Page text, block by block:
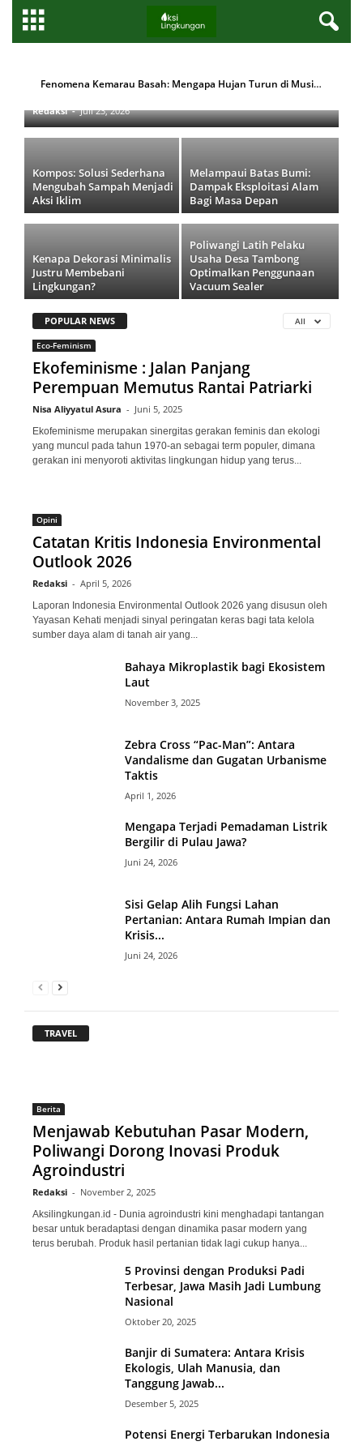
Fenomena Kemarau Basah: Mengapa Hujan Turun di Musim Kering dan Bagaimana Nasib Petani?
Fenomena Kemarau Basah: Mengapa
Bagaimana Nasib Petani?
Redaksi - Juli 23, 2026
Kompos: Solusi Sederhana
Mengubah Sampah Menjadi
Aksi Iklim
Melampaui Batas Bumi:
Dampak Eksploitasi Alam
Bagi Masa Depan
Kenapa Dekorasi Minimalis
Justru Membebani
Lingkungan?
Poliwangi Latih Pelaku
Usaha Desa Tambong
Optimalkan Penggunaan
Vacuum Sealer
POPULAR NEWS All
Eco-Feminism
Ekofeminisme : Jalan Panjang
Perempuan Memutus Rantai Patriarki
Nisa Aliyyatul Asura - Juni 5, 2025
Ekofeminisme merupakan sinergitas gerakan feminis dan ekologi
yang muncul pada tahun 1970-an sebagai term populer, dimana
gerakan ini menyoroti aktivitas lingkungan hidup yang terus...
Opini
Catatan Kritis Indonesia Environmental
Outlook 2026
Redaksi - April 5, 2026
Laporan Indonesia Environmental Outlook 2026 yang disusun oleh
Yayasan Kehati menjadi sinyal peringatan keras bagi tata kelola
sumber daya alam di tanah air yang...
Bahaya Mikroplastik bagi Ekosistem
Laut
November 3, 2025
Zebra Cross “Pac-Man”: Antara
Vandalisme dan Gugatan Urbanisme
Taktis
April 1, 2026
Mengapa Terjadi Pemadaman Listrik
Bergilir di Pulau Jawa?
Juni 24, 2026
Sisi Gelap Alih Fungsi Lahan
Pertanian: Antara Rumah Impian dan
Krisis...
Juni 24, 2026
TRAVEL
Berita
Menjawab Kebutuhan Pasar Modern,
Poliwangi Dorong Inovasi Produk
Agroindustri
Redaksi - November 2, 2025
Aksilingkungan.id - Dunia agroindustri kini menghadapi tantangan
besar untuk beradaptasi dengan dinamika pasar modern yang
terus berubah. Produk hasil pertanian tidak lagi cukup hanya...
5 Provinsi dengan Produksi Padi
Terbesar, Jawa Masih Jadi Lumbung
Nasional
Oktober 20, 2025
Banjir di Sumatera: Antara Krisis
Ekologis, Ulah Manusia, dan
Tanggung Jawab...
Desember 5, 2025
Potensi Energi Terbarukan Indonesia